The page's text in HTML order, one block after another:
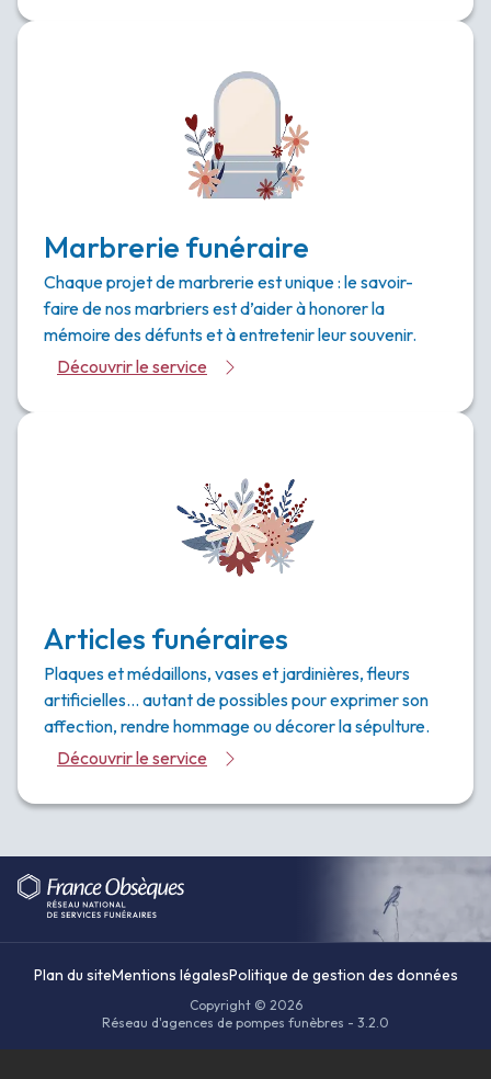
Marbrerie funéraire
Chaque projet de marbrerie est unique : le savoir-
faire de nos marbriers est d’aider à honorer la
mémoire des défunts et à entretenir leur souvenir.
Découvrir le service
Articles funéraires
Plaques et médaillons, vases et jardinières, fleurs
artificielles… autant de possibles pour exprimer son
affection, rendre hommage ou décorer la sépulture.
Découvrir le service
Plan du siteMentions légalesPolitique de gestion des données
Copyright © 2026
Réseau d'agences de pompes funèbres - 3.2.0